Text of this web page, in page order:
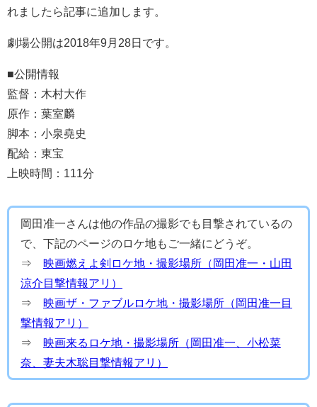
れましたら記事に追加します。
劇場公開は2018年9月28日です。
■公開情報
監督：木村大作
原作：葉室麟
脚本：小泉堯史
配給：東宝
上映時間：111分
岡田准一さんは他の作品の撮影でも目撃されているの
で、下記のページのロケ地もご一緒にどうぞ。
⇒ 映画燃えよ剣ロケ地・撮影場所（岡田准一・山田
涼介目撃情報アリ）
⇒ 映画ザ・ファブルロケ地・撮影場所（岡田准一目
撃情報アリ）
⇒ 映画来るロケ地・撮影場所（岡田准一、小松菜
奈、妻夫木聡目撃情報アリ）